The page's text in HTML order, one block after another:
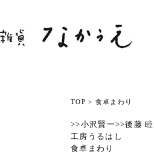
TOP > 食卓まわり
>>小沢賢一>>後藤 睦
工房うるはし
食卓まわり